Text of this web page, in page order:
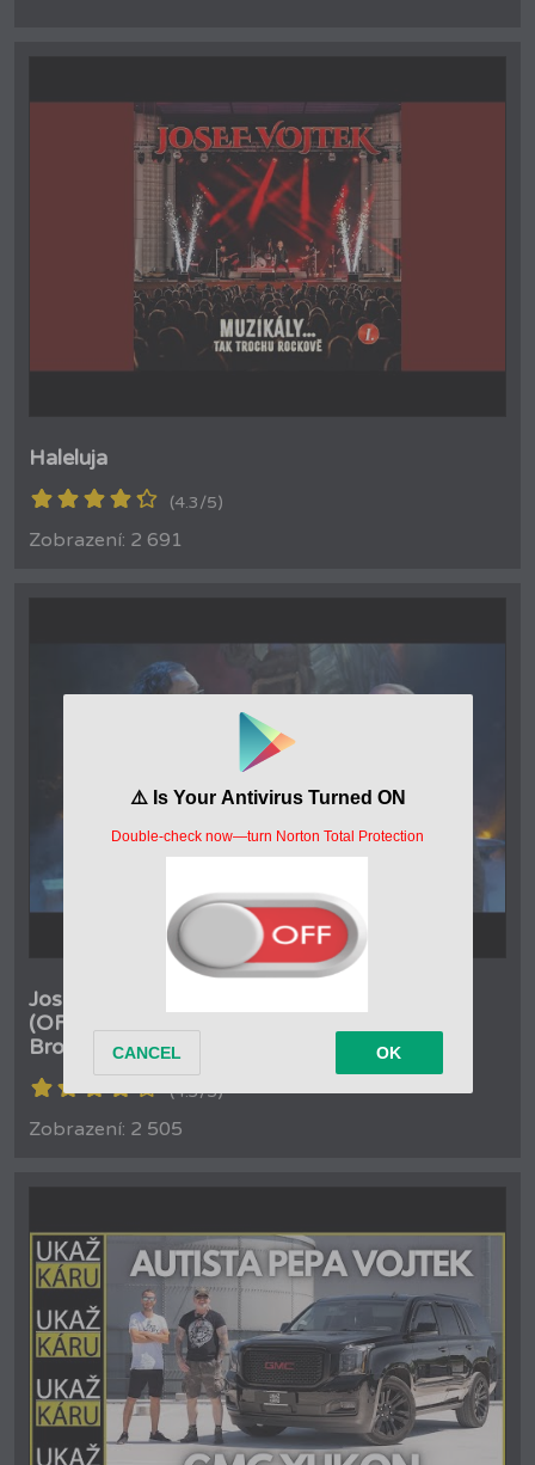
Haleluja
(4.3/5)
Zobrazení: 2 691
Josef Vojtek & Marian Vojtko - Domluva
(OFFICIAL VIDEO) - Muzikál Troja - Divadlo
Broadway
(4.3/5)
Zobrazení: 2 505